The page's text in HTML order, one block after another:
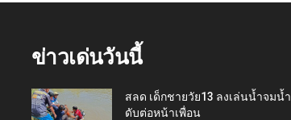
ข่าวเด่นวันนี้
สลด เด็กชายวัย13 ลงเล่นน้ำจมน้ำ
ดับต่อหน้าเพื่อน